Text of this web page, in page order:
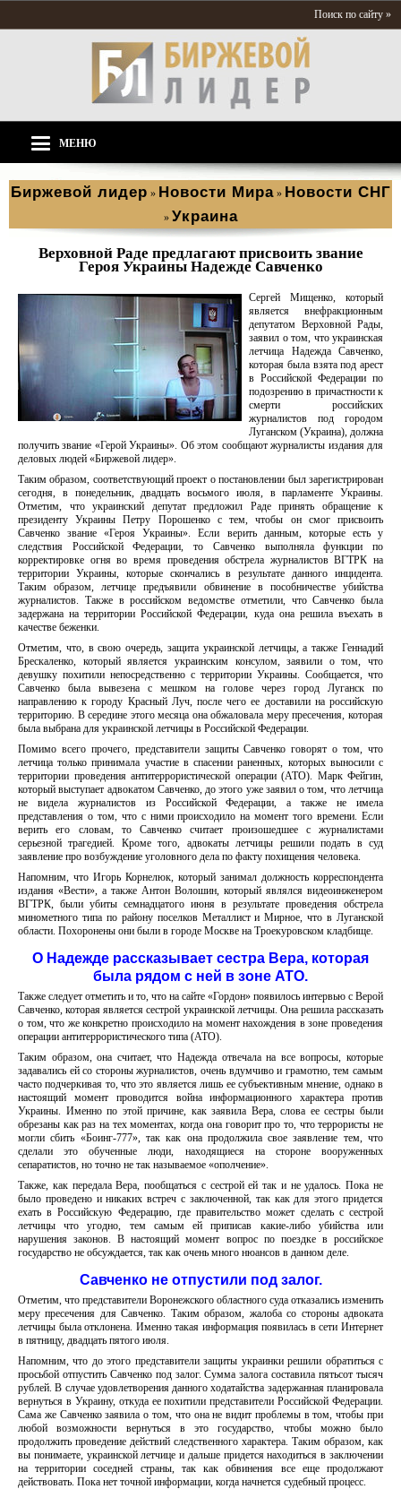
Поиск по сайту »
МЕНЮ
Биржевой лидер » Новости Мира » Новости СНГ
» Украина
Верховной Раде предлагают присвоить звание
Героя Украины Надежде Савченко
Сергей Мищенко, который
является внефракционным
депутатом Верховной Рады,
заявил о том, что украинская
летчица Надежда Савченко,
которая была взята под арест
в Российской Федерации по
подозрению в причастности к
смерти российских
журналистов под городом
Луганском (Украина), должна
получить звание «Герой Украины». Об этом сообщают журналисты издания для
деловых людей «Биржевой лидер».
Таким образом, соответствующий проект о постановлении был зарегистрирован
сегодня, в понедельник, двадцать восьмого июля, в парламенте Украины.
Отметим, что украинский депутат предложил Раде принять обращение к
президенту Украины Петру Порошенко с тем, чтобы он смог присвоить
Савченко звание «Героя Украины». Если верить данным, которые есть у
следствия Российской Федерации, то Савченко выполняла функции по
корректировке огня во время проведения обстрела журналистов ВГТРК на
территории Украины, которые скончались в результате данного инцидента.
Таким образом, летчице предъявили обвинение в пособничестве убийства
журналистов. Также в российском ведомстве отметили, что Савченко была
задержана на территории Российской Федерации, куда она решила въехать в
качестве беженки.
Отметим, что, в свою очередь, защита украинской летчицы, а также Геннадий
Брескаленко, который является украинским консулом, заявили о том, что
девушку похитили непосредственно с территории Украины. Сообщается, что
Савченко была вывезена с мешком на голове через город Луганск по
направлению к городу Красный Луч, после чего ее доставили на российскую
территорию. В середине этого месяца она обжаловала меру пресечения, которая
была выбрана для украинской летчицы в Российской Федерации.
Помимо всего прочего, представители защиты Савченко говорят о том, что
летчица только принимала участие в спасении раненных, которых выносили с
территории проведения антитеррористической операции (АТО). Марк Фейгин,
который выступает адвокатом Савченко, до этого уже заявил о том, что летчица
не видела журналистов из Российской Федерации, а также не имела
представления о том, что с ними происходило на момент того времени. Если
верить его словам, то Савченко считает произошедшее с журналистами
серьезной трагедией. Кроме того, адвокаты летчицы решили подать в суд
заявление про возбуждение уголовного дела по факту похищения человека.
Напомним, что Игорь Корнелюк, который занимал должность корреспондента
издания «Вести», а также Антон Волошин, который являлся видеоинженером
ВГТРК, были убиты семнадцатого июня в результате проведения обстрела
минометного типа по району поселков Металлист и Мирное, что в Луганской
области. Похоронены они были в городе Москве на Троекуровском кладбище.
О Надежде рассказывает сестра Вера, которая
была рядом с ней в зоне АТО.
Также следует отметить и то, что на сайте «Гордон» появилось интервью с Верой
Савченко, которая является сестрой украинской летчицы. Она решила рассказать
о том, что же конкретно происходило на момент нахождения в зоне проведения
операции антитеррористического типа (АТО).
Таким образом, она считает, что Надежда отвечала на все вопросы, которые
задавались ей со стороны журналистов, очень вдумчиво и грамотно, тем самым
часто подчеркивая то, что это является лишь ее субъективным мнение, однако в
настоящий момент проводится война информационного характера против
Украины. Именно по этой причине, как заявила Вера, слова ее сестры были
обрезаны как раз на тех моментах, когда она говорит про то, что террористы не
могли сбить «Боинг-777», так как она продолжила свое заявление тем, что
сделали это обученные люди, находящиеся на стороне вооруженных
сепаратистов, но точно не так называемое «ополчение».
Также, как передала Вера, пообщаться с сестрой ей так и не удалось. Пока не
было проведено и никаких встреч с заключенной, так как для этого придется
ехать в Российскую Федерацию, где правительство может сделать с сестрой
летчицы что угодно, тем самым ей приписав какие-либо убийства или
нарушения законов. В настоящий момент вопрос по поездке в российское
государство не обсуждается, так как очень много нюансов в данном деле.
Савченко не отпустили под залог.
Отметим, что представители Воронежского областного суда отказались изменить
меру пресечения для Савченко. Таким образом, жалоба со стороны адвоката
летчицы была отклонена. Именно такая информация появилась в сети Интернет
в пятницу, двадцать пятого июля.
Напомним, что до этого представители защиты украинки решили обратиться с
просьбой отпустить Савченко под залог. Сумма залога составила пятьсот тысяч
рублей. В случае удовлетворения данного ходатайства задержанная планировала
вернуться в Украину, откуда ее похитили представители Российской Федерации.
Сама же Савченко заявила о том, что она не видит проблемы в том, чтобы при
любой возможности вернуться в это государство, чтобы можно было
продолжить проведение действий следственного характера. Таким образом, как
вы понимаете, украинской летчице и дальше придется находиться в заключении
на территории соседней страны, так как обвинения все еще продолжают
действовать. Пока нет точной информации, когда начнется судебный процесс.